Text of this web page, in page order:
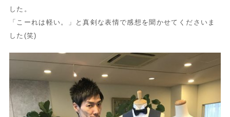
した。
「こーれは軽い。」と真剣な表情で感想を聞かせてくださいま
した(笑)